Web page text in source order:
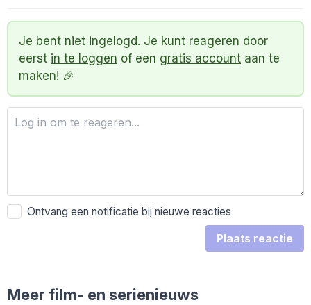
Je bent niet ingelogd. Je kunt reageren door
eerst in te loggen of een gratis account aan te
maken! 🎉
Ontvang een notificatie bij nieuwe reacties
Plaats reactie
Meer film- en serienieuws